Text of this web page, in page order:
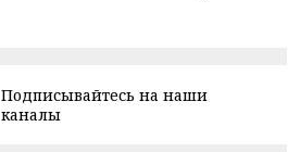
Подписывайтесь на наши
каналы